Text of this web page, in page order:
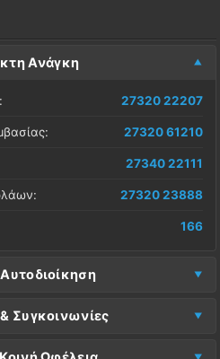
Ανάγκη
27320 22207
27320 61210
27340 22111
27320 23888
166
Συγκοινωνίες